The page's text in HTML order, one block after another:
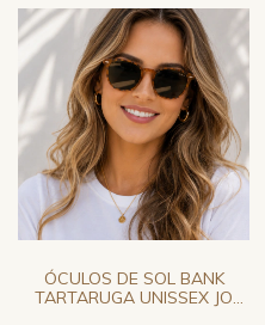
ÓCULOS DE SOL BANK
TARTARUGA UNISSEX JO